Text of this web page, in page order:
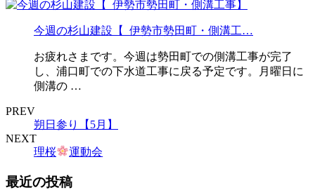
今週の杉山建設【 伊勢市勢田町・側溝工…
お疲れさまです。今週は勢田町での側溝工事が完了
し、浦口町での下水道工事に戻る予定です。月曜日に
側溝の …
PREV
朔日参り【5月】
NEXT
理桜
運動会
最近の投稿